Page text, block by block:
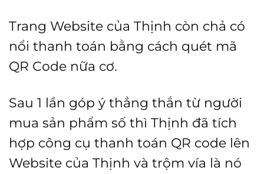
Trang Website của Thịnh còn chả có
nổi thanh toán bằng cách quét mã
QR Code nữa cơ.
Sau 1 lần góp ý thẳng thắn từ người
mua sản phẩm số thì Thịnh đã tích
hợp công cụ thanh toán QR code lên
Website của Thịnh và trộm vía là nó